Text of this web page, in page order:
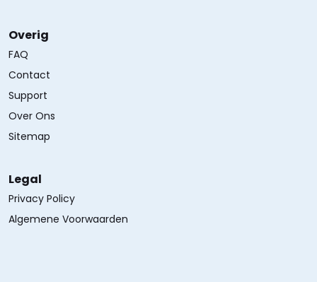
Overig
FAQ
Contact
Support
Over Ons
Sitemap
Legal
Privacy Policy
Algemene Voorwaarden